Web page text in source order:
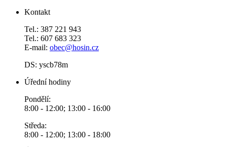
Kontakt
Tel.: 387 221 943
Tel.: 607 683 323
E-mail: obec@hosin.cz
DS: yscb78m
Úřední hodiny
Pondělí:
8:00 - 12:00; 13:00 - 16:00
Středa:
8:00 - 12:00; 13:00 - 18:00